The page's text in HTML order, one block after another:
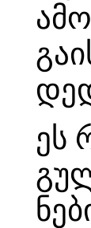
ეს